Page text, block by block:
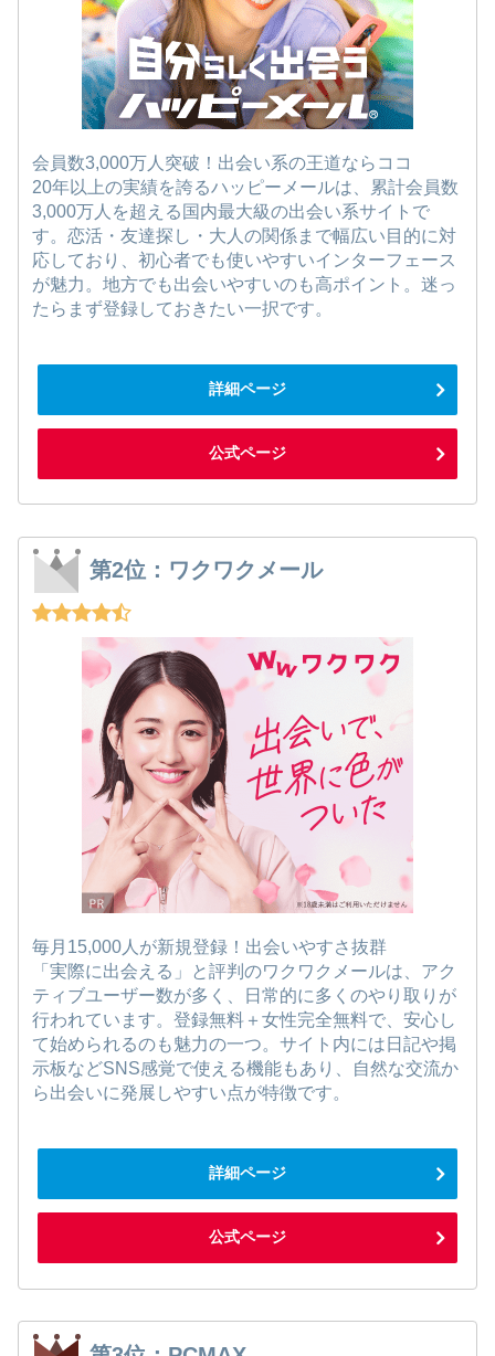
会員数3,000万人突破！出会い系の王道ならココ
20年以上の実績を誇るハッピーメールは、累計会員数
3,000万人を超える国内最大級の出会い系サイトで
す。恋活・友達探し・大人の関係まで幅広い目的に対
応しており、初心者でも使いやすいインターフェース
が魅力。地方でも出会いやすいのも高ポイント。迷っ
たらまず登録しておきたい一択です。
詳細ページ
公式ページ
第2位：ワクワクメール
毎月15,000人が新規登録！出会いやすさ抜群
「実際に出会える」と評判のワクワクメールは、アク
ティブユーザー数が多く、日常的に多くのやり取りが
行われています。登録無料＋女性完全無料で、安心し
て始められるのも魅力の一つ。サイト内には日記や掲
示板などSNS感覚で使える機能もあり、自然な交流か
ら出会いに発展しやすい点が特徴です。
詳細ページ
公式ページ